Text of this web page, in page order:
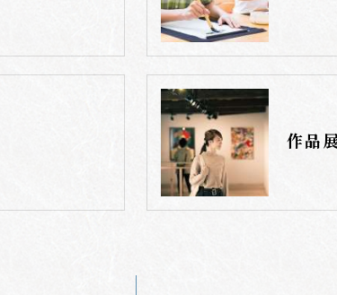
作品